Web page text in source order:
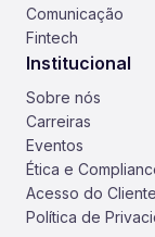
Comunicação
Fintech
Institucional
Sobre nós
Carreiras
Eventos
Ética e
Acesso do Cliente
Política de